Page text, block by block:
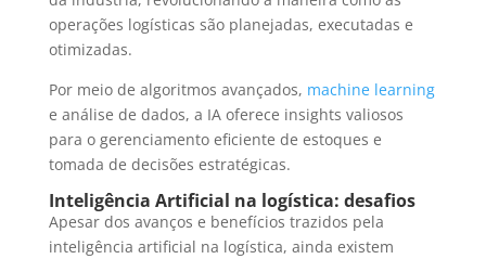
operações logísticas são planejadas, executadas e
otimizadas.
Por meio de algoritmos avançados, machine learning
e análise de dados, a IA oferece insights valiosos
para o gerenciamento eficiente de estoques e
tomada de decisões estratégicas.
Inteligência Artificial na logística: desafios
Apesar dos avanços e benefícios trazidos pela
inteligência artificial na logística, ainda existem